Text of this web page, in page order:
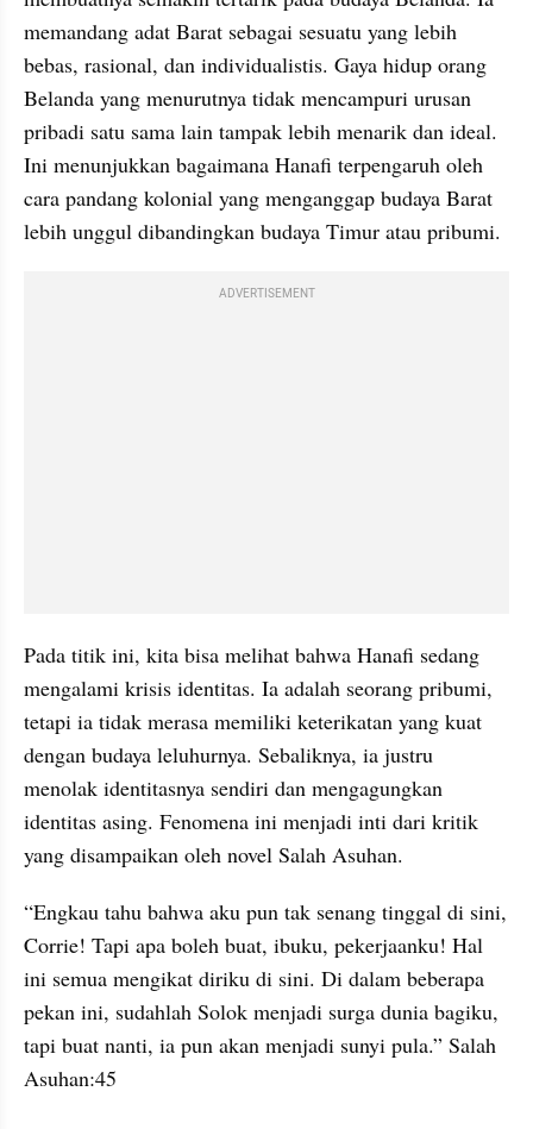
memandang adat Barat sebagai sesuatu yang lebih
bebas, rasional, dan individualistis. Gaya hidup orang
Belanda yang menurutnya tidak mencampuri urusan
pribadi satu sama lain tampak lebih menarik dan ideal.
Ini menunjukkan bagaimana Hanafi terpengaruh oleh
cara pandang kolonial yang menganggap budaya Barat
lebih unggul dibandingkan budaya Timur atau pribumi.
ADVERTISEMENT
Pada titik ini, kita bisa melihat bahwa Hanafi sedang
mengalami krisis identitas. Ia adalah seorang pribumi,
tetapi ia tidak merasa memiliki keterikatan yang kuat
dengan budaya leluhurnya. Sebaliknya, ia justru
menolak identitasnya sendiri dan mengagungkan
identitas asing. Fenomena ini menjadi inti dari kritik
yang disampaikan oleh novel Salah Asuhan.
“Engkau tahu bahwa aku pun tak senang tinggal di sini,
Corrie! Tapi apa boleh buat, ibuku, pekerjaanku! Hal
ini semua mengikat diriku di sini. Di dalam beberapa
pekan ini, sudahlah Solok menjadi surga dunia bagiku,
tapi buat nanti, ia pun akan menjadi sunyi pula.” Salah
Asuhan:45